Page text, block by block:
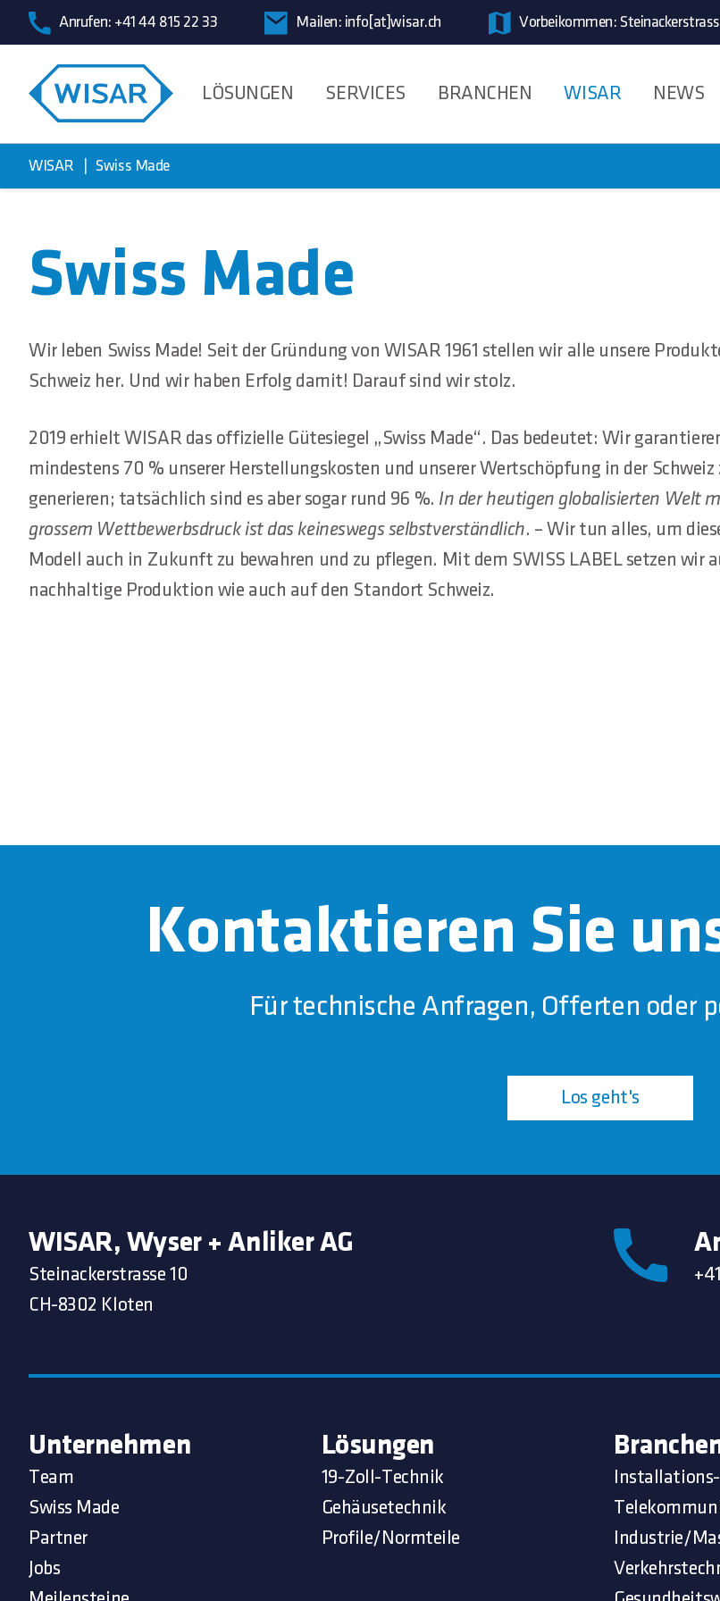
Anrufen: +41 44 815 22 33 Mailen: info[at]wisar.ch Vorbeikommen:
LÖSUNGEN SERVICES BRANCHEN WISAR NEWS
WISAR Swiss Made
Swiss Made
Wir leben Swiss Made! Seit der Gründung von WISAR 1961 stellen wir alle unsere
Schweiz her. Und wir haben Erfolg damit! Darauf sind wir stolz.
2019 erhielt WISAR das offizielle Gütesiegel „Swiss Made“. Das bedeutet: Wir
mindestens 70 % unserer Herstellungskosten und unserer Wertschöpfung in der Schweiz
generieren; tatsächlich sind es aber sogar rund 96 %. In der heutigen globalisierten Welt
grossem Wettbewerbsdruck ist das keineswegs selbstverständlich. – Wir tun alles, um
Modell auch in Zukunft zu bewahren und zu pflegen. Mit dem SWISS LABEL setzen wir
nachhaltige Produktion wie auch auf den Standort Schweiz.
Kontaktieren Sie
Für technische Anfragen, Offerten oder
Los geht's
WISAR, Wyser + Anliker AG
Steinackerstrasse 10
CH-8302 Kloten
Unternehmen
Team
Swiss Made
Partner
Jobs
Lösungen
19-Zoll-Technik
Gehäusetechnik
Profile/Normteile
Industrie/